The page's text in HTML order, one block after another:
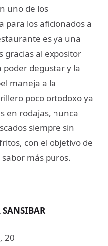
uno de los
para los aficionados a
es ya una
gracias al expositor
poder degustar y la
maneja a la
poco ortodoxo ya
en rodajas, nunca
siempre sin
con el objetivo de
más puros.
SANSIBAR
20